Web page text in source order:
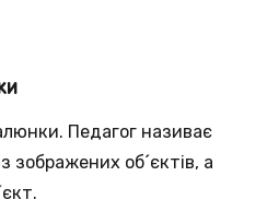
Педагог називає
зображених об´єктів, а